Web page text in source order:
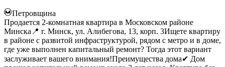
Петровщина
Продается 2-комнатная квартира в Московском районе
Минска📍 г. Минск, ул. Алибегова, 13, корп. 3Ищете квартиру
в районе с развитой инфраструктурой, рядом с метро и в доме,
где уже выполнен капитальный ремонт? Тогда этот вариант
заслуживает вашего внимания!Преимущества дома✔ Дом